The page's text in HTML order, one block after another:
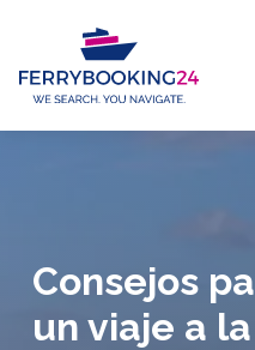
Consejos
un viaje a